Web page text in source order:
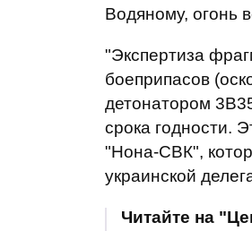
Водяному, огонь
"Экспертиза
боеприпасов
детонатором
срока годности.
"Нона-СВК",
украинской
Читайте на